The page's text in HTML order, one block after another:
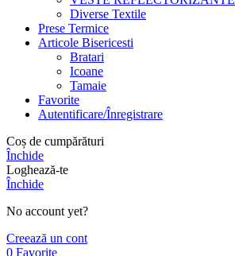
Diverse Textile
Prese Termice
Articole Bisericesti
Bratari
Icoane
Tamaie
Favorite
Autentificare/Înregistrare
Coș de cumpărături
Închide
Loghează-te
Închide
No account yet?
Creează un cont
0 Favorite